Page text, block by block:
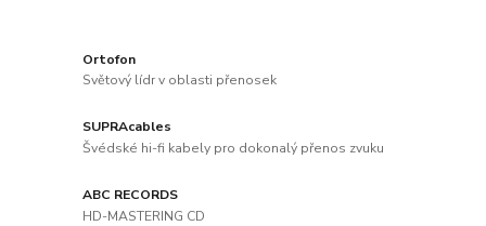
Ortofon
Světový lídr v oblasti přenosek
SUPRAcables
Švédské hi-fi kabely pro dokonalý přenos zvuku
ABC RECORDS
HD-MASTERING CD